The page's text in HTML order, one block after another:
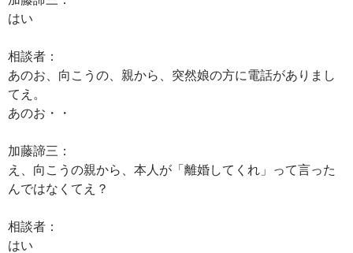
はい
相談者：
あのお、向こうの、親から、突然娘の方に電話がありまし
てえ。
あのお・・
加藤諦三：
え、向こうの親から、本人が「離婚してくれ」って言った
んではなくてえ？
相談者：
はい